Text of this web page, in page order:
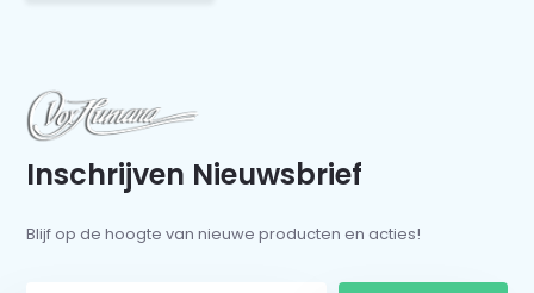
Inschrijven Nieuwsbrief
Blijf op de hoogte van nieuwe producten en acties!